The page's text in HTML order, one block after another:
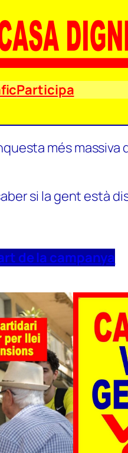
Participa
més massiva
si la gent està
de la campanya